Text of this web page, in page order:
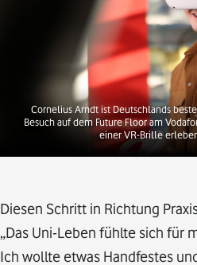
Cornelius Arndt ist Deutschlands
Besuch auf dem Future Floor am
einer VR-Brille
Diesen Schritt in Richtung
„Das Uni-Leben fühlte sich für
Ich wollte etwas Handfestes